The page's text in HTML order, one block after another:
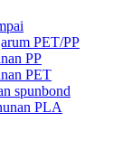
PET/PP
PP
PET
spunbond
PLA